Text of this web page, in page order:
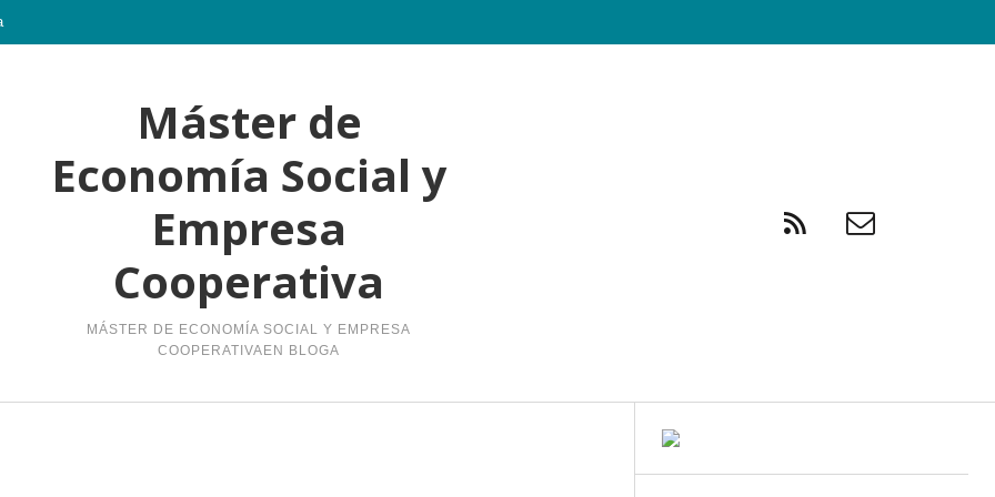
Máster de
Economía Social y
Empresa
Cooperativa
MÁSTER DE ECONOMÍA SOCIAL Y EMPRESA
COOPERATIVAEN BLOGA